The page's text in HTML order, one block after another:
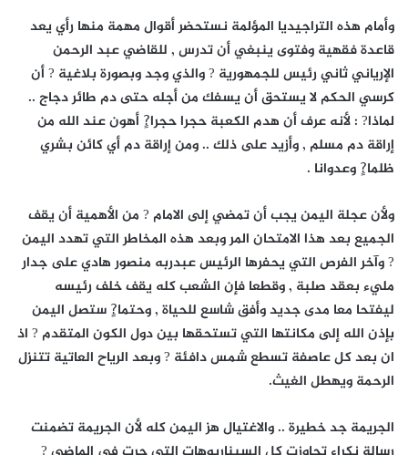
وأمام هذه التراجيديا المؤلمة نستحضر أقوال مهمة منها رأي يعد
قاعدة فقهية وفتوى ينبغي أن تدرس , للقاضي عبد الرحمن
الإرياني ثاني رئيس للجمهورية ? والذي وجد وبصورة بلاغية ? أن
كرسي الحكم لا يستحق أن يسفك من أجله حتى دم طائر دجاج ..
لماذا? : لأنه عرف أن هدم الكعبة حجرا حجرا?ٍ أهون عند الله من
إراقة دم مسلم , وأزيد على ذلك .. ومن إراقة دم أي كائن بشري
ظلما?ٍ وعدوانا .
ولأن عجلة اليمن يجب أن تمضي إلى الامام ? من الأهمية أن يقف
الجميع بعد هذا الامتحان المر وبعد هذه المخاطر التي تهدد اليمن
? وآخر الفرص التي يحفرها الرئيس عبدربه منصور هادي على جدار
مليء بعقد صلبة , وقطعا فإن الشعب كله يقف خلف رئيسه
ليفتحا معا مدى جديد وأفق شاسع للحياة , وحتما?ٍ ستصل اليمن
بإذن الله إلى مكانتها التي تستحقها بين دول الكون المتقدم ? اذ
ان بعد كل عاصفة تسطع شمس دافئة ? وبعد الرياح العاتية تتنزل
الرحمة ويهطل الغيث.
الجريمة جد خطيرة .. والاغتيال هز اليمن كله لأن الجريمة تضمنت